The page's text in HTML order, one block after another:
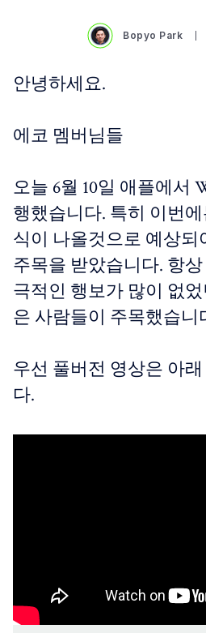
Bopyo Park
안녕하세요.
에코 멤버님들
오늘 6월 10일 애플에서
행했습니다. 특히 이번
식이 나올것으로 예상되
주목을 받았습니다. 항
극적인 행보가 많이 없
은 사람들이 주목했습니
우선 풀버전 영상은 아
다.